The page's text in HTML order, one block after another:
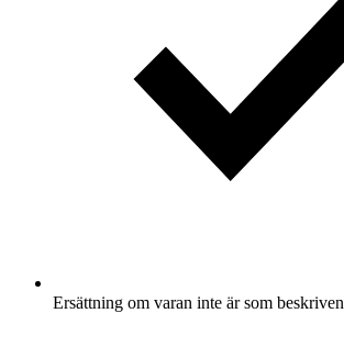
Ersättning om varan inte är som beskriven